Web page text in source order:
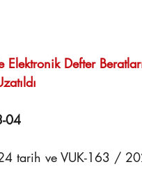
Defter
04
tarih ve VUK-163 /